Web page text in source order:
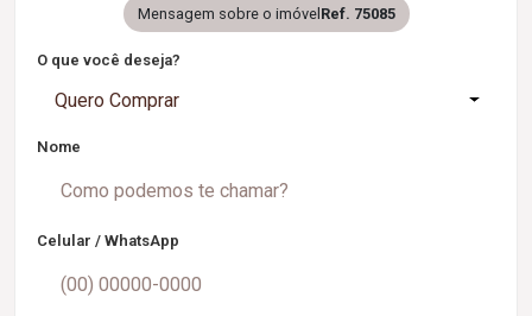
Mensagem sobre o imóvelRef. 75085
O que você deseja?
Quero Comprar
Nome
Celular / WhatsApp